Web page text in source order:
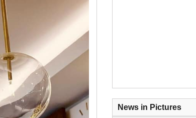
News in Pictures